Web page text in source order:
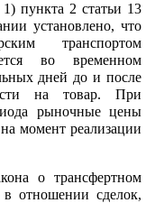
пункта 2 статьи 13
установлено, что
транспортом
во временном
дней до и после
на товар. При
рыночные цены
момент реализации
о трансфертном
в отношении сделок,